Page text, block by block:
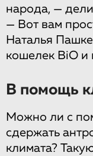
народа, —
— Вот вам
Наталья
кошелек BiO и
В помощь
Можно ли с
сдержать
климата?